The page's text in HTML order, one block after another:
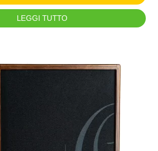
LEGGI TUTTO